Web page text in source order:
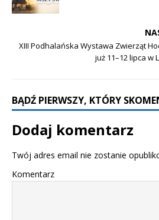
XIII Podhalańska Wystawa Zwierząt
już 11–12 lipca w
BĄDŹ PIERWSZY, KTÓRY
Dodaj komentarz
Twój adres email nie zostanie
Komentarz